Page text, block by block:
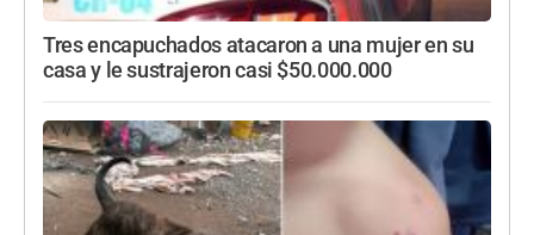
Tres encapuchados atacaron a una mujer en su
casa y le sustrajeron casi $50.000.000